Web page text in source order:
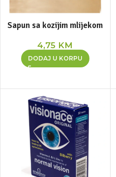
Sapun sa kozijim mlijekom
4,75 KM
DODAJ U KORPU